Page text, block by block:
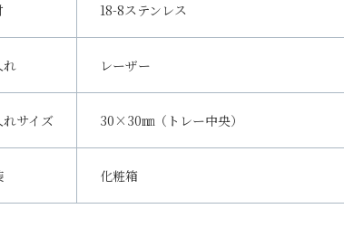
18-8ステンレス
れ レーザー
サイズ 30×30㎜（トレー中央）
化粧箱